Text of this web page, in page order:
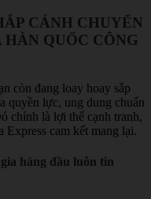
CÁNH CHUYẾN
QUỐC CÔNG
còn đang loay hoay sắp
quyền lực, ung dung chuẩn
chính là lợi thế cạnh tranh,
Express cam kết mang lại.
hàng đầu luôn tin